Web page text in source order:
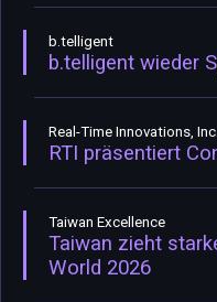
b.telligent
b.telligent wieder
Real-Time Innovations,
RTI präsentiert
Taiwan Excellence
Taiwan zieht
World 2026